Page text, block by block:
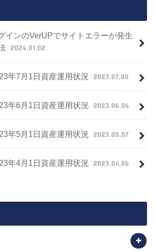
インのVerUPでサイトエラーが発生
2024.01.02
年7月1日資産運用状況 2023.07.05
年6月1日資産運用状況 2023.06.06
年5月1日資産運用状況 2023.05.07
年4月1日資産運用状況 2023.04.06